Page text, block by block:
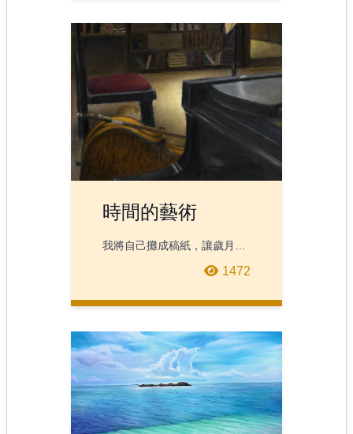
時間的藝術
我將自己攤成稿紙，讓歲月前
1472